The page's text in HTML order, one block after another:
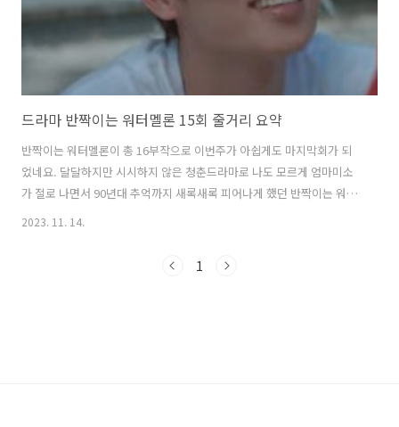
드라마 반짝이는 워터멜론 15회 줄거리 요약
반짝이는 워터멜론이 총 16부작으로 이번주가 아쉽게도 마지막회가 되
었네요. 달달하지만 시시하지 않은 청춘드라마로 나도 모르게 엄마미소
가 절로 나면서 90년대 추억까지 새록새록 피어나게 했던 반짝이는 워터
멜론 너무 아쉽지만 15회 줄거리 요약 시작합니다. 드라마 반짝이는 워
~ 2023년 11월 14일(예정) 방송 시간 : 월, 화 오후 8시50분 장르 : 판타
2023. 11. 14.
1